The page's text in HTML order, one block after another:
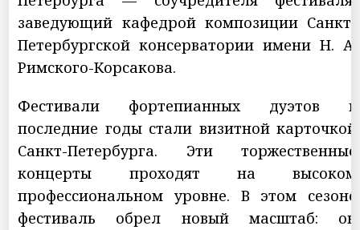
заведующий кафедрой композиции Санкт-
Петербургской консерватории имени Н. А.
Римского-Корсакова.
Фестивали фортепианных дуэтов в
последние годы стали визитной карточкой
Санкт-Петербурга. Эти торжественные
концерты проходят на высоком
профессиональном уровне. В этом сезоне
фестиваль обрел новый масштаб: он